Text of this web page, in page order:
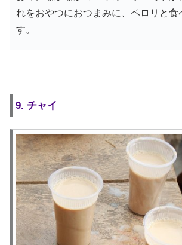
れをおやつにおつまみに、ペロリと食
す。
9. チャイ